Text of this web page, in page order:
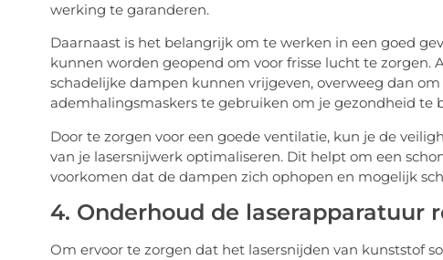
werking te garanderen.
Daarnaast is het belangrijk om te werken in een goed
kunnen worden geopend om voor frisse lucht te
schadelijke dampen kunnen vrijgeven, overweeg dan
ademhalingsmaskers te gebruiken om je gezondheid te
Door te zorgen voor een goede ventilatie, kun je de
van je lasersnijwerk optimaliseren. Dit helpt om een
voorkomen dat de dampen zich ophopen en mogelijk
4. Onderhoud de laserapparatuur
Om ervoor te zorgen dat het lasersnijden van kunststof